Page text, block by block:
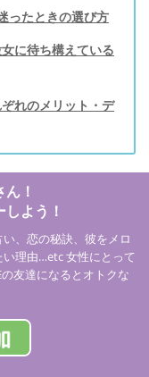
ったときの選び方
に待ち構えている
れのメリット・デ
！
よう！
、恋の秘訣、彼をメロ
理由…etc 女性にとって
友達になるとオトクな